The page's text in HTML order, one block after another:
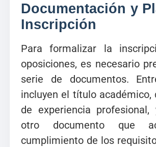
Documentación y
Inscripción
Para formalizar la
oposiciones, es necesario
serie de documentos.
incluyen el título académico,
de experiencia profesional,
otro documento que
cumplimiento de los